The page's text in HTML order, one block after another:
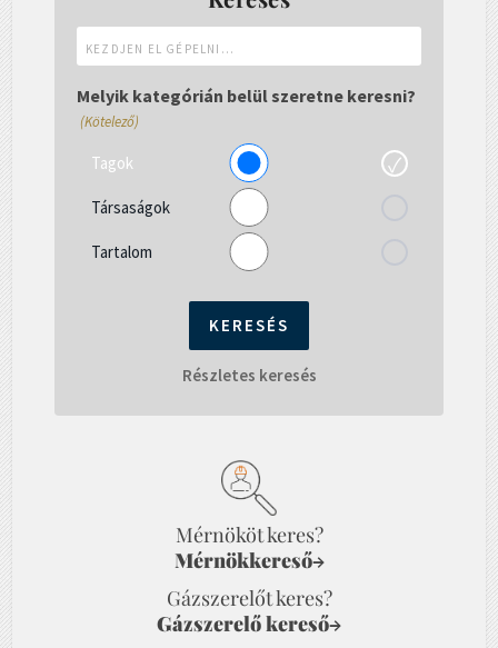
el
gépelni...
Melyik kategórián belül szeretne keresni?
(Kötelező)
Tagok
Társaságok
Tartalom
Részletes keresés
Mérnököt keres?
Mérnökkereső→
Gázszerelőt keres?
Gázszerelő kereső→